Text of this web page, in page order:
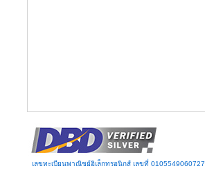
เลขทะเบียนพาณิชย์อิเล็กทรอนิกส์ เลขที่ 0105549060727